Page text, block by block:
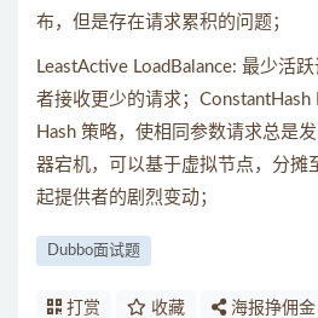
布，但是存在请求累积的问题；
LeastActive LoadBalance: 最少活
者接收更少的请求；ConstantHash
Hash 策略，使相同参数请求总是
器宕机，可以基于虚拟节点，分摊
起提供者的剧烈变动；
Dubbo面试题
打赏 收藏 海报挣佣金